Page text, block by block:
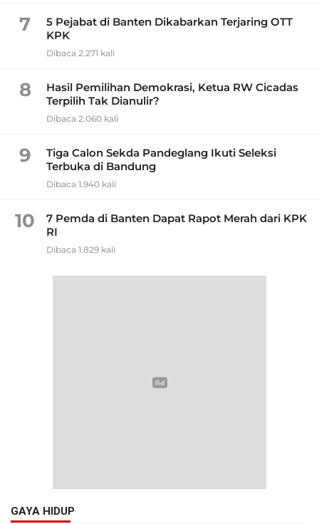
7
5 Pejabat di Banten Dikabarkan Terjaring OTT
KPK
Dibaca 2.271 kali
8
Hasil Pemilihan Demokrasi, Ketua RW Cicadas
Terpilih Tak Dianulir?
Dibaca 2.060 kali
9
Tiga Calon Sekda Pandeglang Ikuti Seleksi
Terbuka di Bandung
Dibaca 1.940 kali
10
7 Pemda di Banten Dapat Rapot Merah dari KPK
RI
Dibaca 1.829 kali
GAYA HIDUP